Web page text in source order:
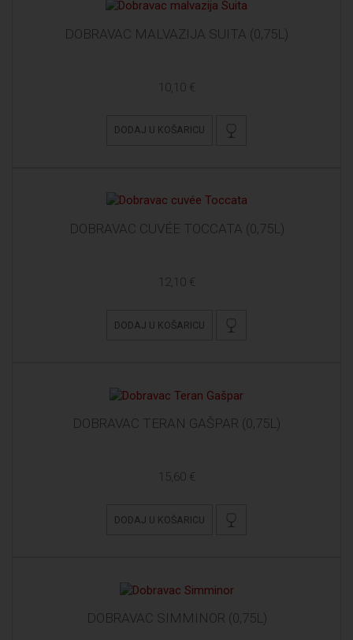
DOBRAVAC MALVAZIJA SUITA (0,75L)
10,10 €
DODAJ U KOŠARICU
DOBRAVAC CUVÉE TOCCATA (0,75L)
12,10 €
DODAJ U KOŠARICU
DOBRAVAC TERAN GAŠPAR (0,75L)
15,60 €
DODAJ U KOŠARICU
DOBRAVAC SIMMINOR (0,75L)